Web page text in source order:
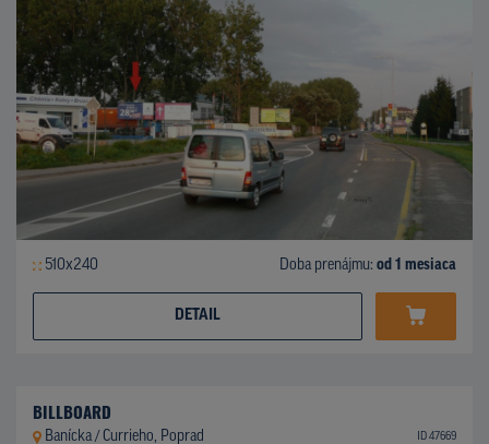
510x240 Doba prenájmu: od 1 mesiaca
DETAIL
BILLBOARD
Banícka / Currieho, Poprad ID 47669